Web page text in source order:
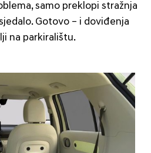
samo preklopi stražnja
Gotovo – i doviđenja
na parkiralištu.